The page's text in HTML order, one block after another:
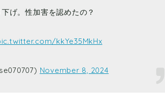
げ。性加害を認めたの？
kkYe35MkHx
November 8, 2024